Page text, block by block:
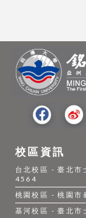
校區資訊
台北校區 - 臺北
4564
桃園校區 - 桃園
基河校區 - 臺北